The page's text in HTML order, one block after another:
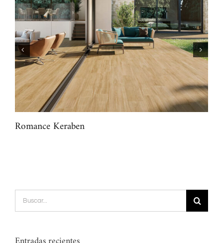
Romance Keraben
Buscar: